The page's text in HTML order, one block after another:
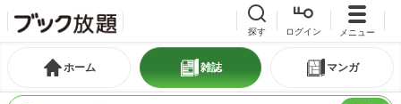
探す ログイン メニュー
ホーム 雑誌 マンガ